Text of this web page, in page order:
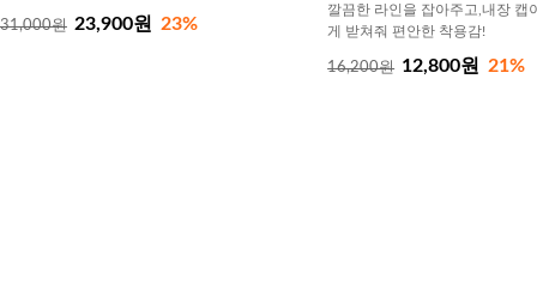
31,000원 23,900원 23%
깔끔한 라인을 잡아주고,내장 캡
게 받쳐줘 편안한 착용감!
16,200원 12,800원 21%